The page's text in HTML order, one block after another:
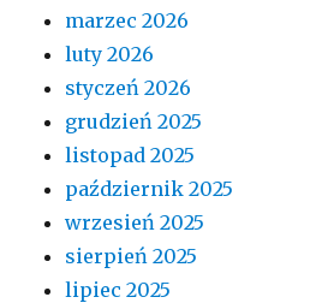
marzec 2026
luty 2026
styczeń 2026
grudzień 2025
listopad 2025
październik 2025
wrzesień 2025
sierpień 2025
lipiec 2025